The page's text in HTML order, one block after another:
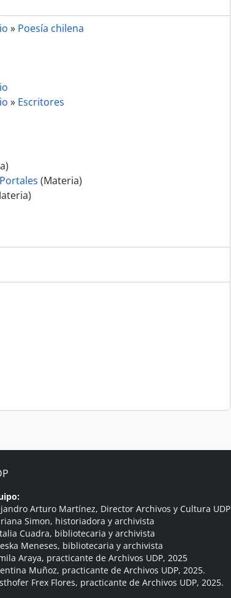
» Poesía chilena
» Escritores
(Materia)
Arturo Martínez, Director Archivos y Cultura UDP
Simon, historiadora y archivista
Cuadra, bibliotecaria y archivista
Meneses, bibliotecaria y archivista
Araya, practicante de Archivos UDP, 2025
Muñoz, practicante de Archivos UDP, 2025.
Frex Flores, practicante de Archivos UDP, 2025.